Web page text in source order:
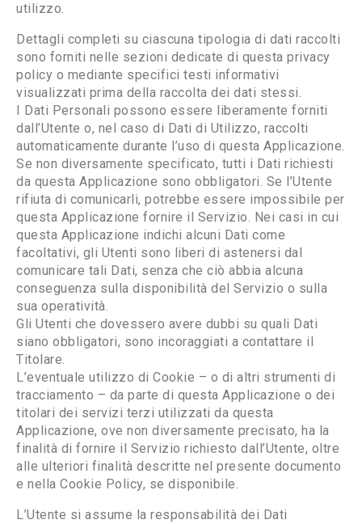
utilizzo.
Dettagli completi su ciascuna tipologia di dati raccolti
sono forniti nelle sezioni dedicate di questa privacy
policy o mediante specifici testi informativi
visualizzati prima della raccolta dei dati stessi.
I Dati Personali possono essere liberamente forniti
dall’Utente o, nel caso di Dati di Utilizzo, raccolti
automaticamente durante l’uso di questa Applicazione.
Se non diversamente specificato, tutti i Dati richiesti
da questa Applicazione sono obbligatori. Se l’Utente
rifiuta di comunicarli, potrebbe essere impossibile per
questa Applicazione fornire il Servizio. Nei casi in cui
questa Applicazione indichi alcuni Dati come
facoltativi, gli Utenti sono liberi di astenersi dal
comunicare tali Dati, senza che ciò abbia alcuna
conseguenza sulla disponibilità del Servizio o sulla
sua operatività.
Gli Utenti che dovessero avere dubbi su quali Dati
siano obbligatori, sono incoraggiati a contattare il
Titolare.
L’eventuale utilizzo di Cookie – o di altri strumenti di
tracciamento – da parte di questa Applicazione o dei
titolari dei servizi terzi utilizzati da questa
Applicazione, ove non diversamente precisato, ha la
finalità di fornire il Servizio richiesto dall’Utente, oltre
alle ulteriori finalità descritte nel presente documento
e nella Cookie Policy, se disponibile.
L’Utente si assume la responsabilità dei Dati